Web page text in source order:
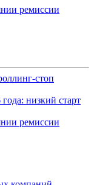
ремиссии
стоп
низкий старт
ремиссии